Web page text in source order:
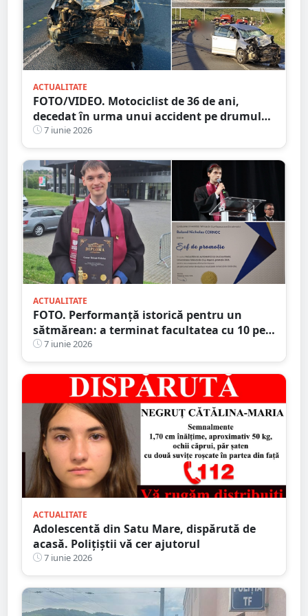
ACTUALITATE
FOTO/VIDEO. Motociclist de 36 de ani,
decedat în urma unui accident pe drumul
Satu Mare - Cluj
7 iunie 2026
ACTUALITATE
FOTO. Performanță istorică pentru un
sătmărean: a terminat facultatea cu 10 pe
linie și a devenit șef de promoție. Fratele
său geamăn, în top 3 absolvenți
7 iunie 2026
ACTUALITATE
Adolescentă din Satu Mare, dispărută de
acasă. Polițiștii vă cer ajutorul
7 iunie 2026